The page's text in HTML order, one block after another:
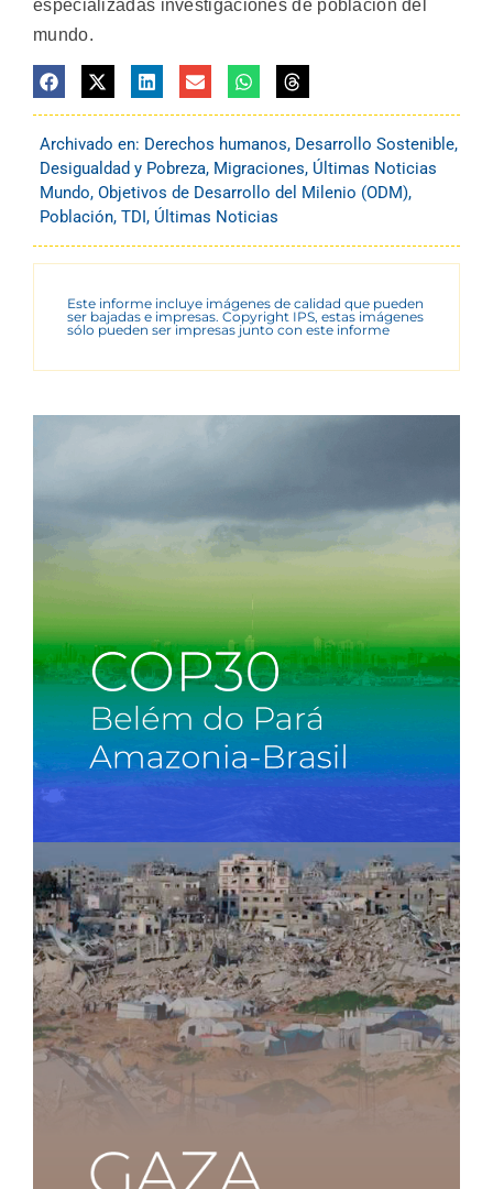
especializadas investigaciones de población del
mundo.
Archivado en: Derechos humanos, Desarrollo Sostenible,
Desigualdad y Pobreza, Migraciones, Últimas Noticias
Mundo, Objetivos de Desarrollo del Milenio (ODM),
Población, TDI, Últimas Noticias
Este informe incluye imágenes de calidad que pueden
ser bajadas e impresas. Copyright IPS, estas imágenes
sólo pueden ser impresas junto con este informe